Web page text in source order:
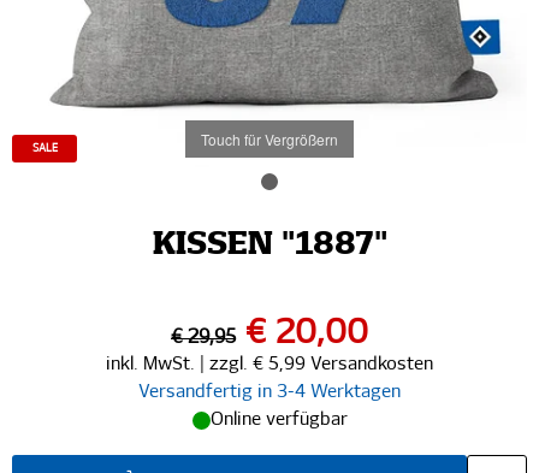
Touch für Vergrößern
SALE
KISSEN "1887"
€ 29,95 € 20,00
inkl. MwSt. | zzgl. € 5,99 Versandkosten
Versandfertig in 3-4 Werktagen
Online verfügbar